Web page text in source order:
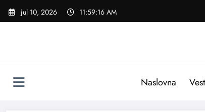
Skoči
jul 10, 2026 11:59:17 AM
Naslovna